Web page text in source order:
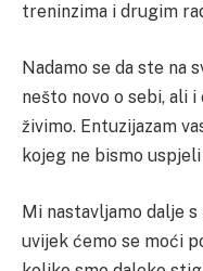
treninzima i drugim
Nadamo se da ste na
nešto novo o sebi, ali
živimo. Entuzijazam
kojeg ne bismo
Mi nastavljamo dalje
uvijek ćemo se moći